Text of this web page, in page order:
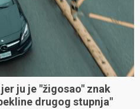
ju je "žigosao" znak
drugog stupnja"